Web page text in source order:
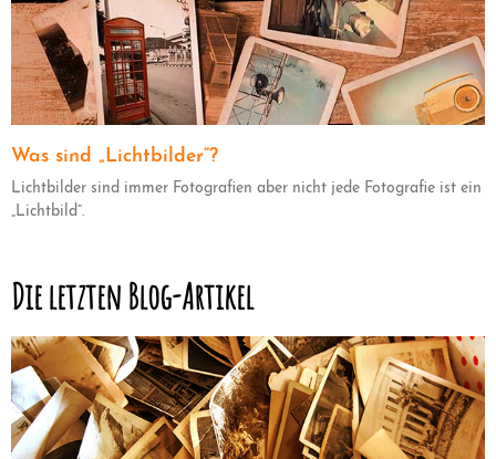
Was sind „Lichtbilder“?
Lichtbilder sind immer Fotografien aber nicht jede Fotografie ist ein
„Lichtbild“.
Die letzten Blog-Artikel